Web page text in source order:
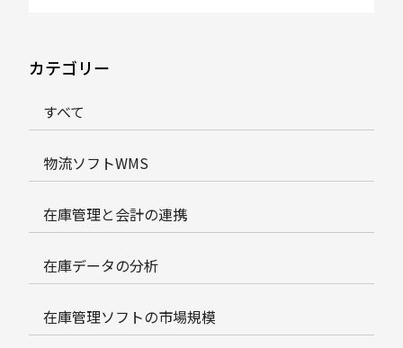
カテゴリー
すべて
物流ソフトWMS
在庫管理と会計の連携
在庫データの分析
在庫管理ソフトの市場規模